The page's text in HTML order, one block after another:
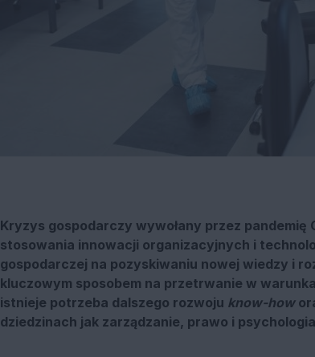
Kryzys gospodarczy wywołany przez pandemię
stosowania innowacji organizacyjnych i
gospodarczej na pozyskiwaniu nowej wiedzy i
kluczowym sposobem na przetrwanie w
istnieje potrzeba dalszego rozwoju know-how
dziedzinach jak zarządzanie, prawo i